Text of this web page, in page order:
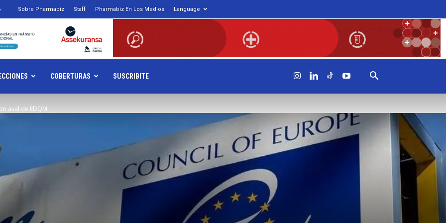
Sobre Pharmabiz Staff Pharmabiz En Los Medios Language
COBERTURAS SUSCRIBITE
aval de EDQM